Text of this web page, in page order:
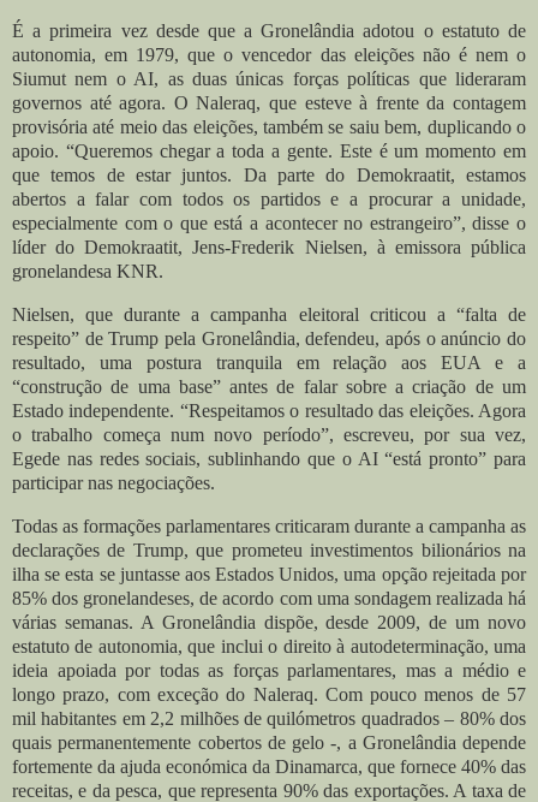
É a primeira vez desde que a Gronelândia adotou o estatuto de
autonomia, em 1979, que o vencedor das eleições não é nem o
Siumut nem o AI, as duas únicas forças políticas que lideraram
governos até agora. O Naleraq, que esteve à frente da contagem
provisória até meio das eleições, também se saiu bem, duplicando o
apoio. “Queremos chegar a toda a gente. Este é um momento em
que temos de estar juntos. Da parte do Demokraatit, estamos
abertos a falar com todos os partidos e a procurar a unidade,
especialmente com o que está a acontecer no estrangeiro”, disse o
líder do Demokraatit, Jens-Frederik Nielsen, à emissora pública
gronelandesa KNR.
Nielsen, que durante a campanha eleitoral criticou a “falta de
respeito” de Trump pela Gronelândia, defendeu, após o anúncio do
resultado, uma postura tranquila em relação aos EUA e a
“construção de uma base” antes de falar sobre a criação de um
Estado independente. “Respeitamos o resultado das eleições. Agora
o trabalho começa num novo período”, escreveu, por sua vez,
Egede nas redes sociais, sublinhando que o AI “está pronto” para
participar nas negociações.
Todas as formações parlamentares criticaram durante a campanha as
declarações de Trump, que prometeu investimentos bilionários na
ilha se esta se juntasse aos Estados Unidos, uma opção rejeitada por
85% dos gronelandeses, de acordo com uma sondagem realizada há
várias semanas. A Gronelândia dispõe, desde 2009, de um novo
estatuto de autonomia, que inclui o direito à autodeterminação, uma
ideia apoiada por todas as forças parlamentares, mas a médio e
longo prazo, com exceção do Naleraq. Com pouco menos de 57
mil habitantes em 2,2 milhões de quilómetros quadrados – 80% dos
quais permanentemente cobertos de gelo -, a Gronelândia depende
fortemente da ajuda económica da Dinamarca, que fornece 40% das
receitas, e da pesca, que representa 90% das exportações. A taxa de